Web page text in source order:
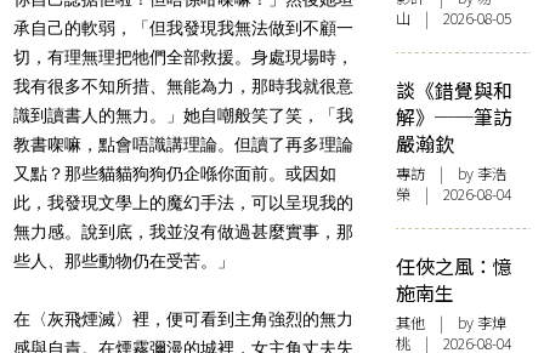
承自己的軟弱，「但我發現我無法做到不顧一
切，有理無理把牠們全部救援。身處現場時，
我有很多不知所措、無能為力，那時我就很意
識到讀書人的無力。」她自嘲般笑了笑，「我
教書㗎嘛，點會唔識講理論。但讀了再多理論
又點？那些貓貓狗狗仍企喺你面前。或因如
此，我發現文學上的魔幻手法，可以呈現我的
無力感。說到底，我並沒有做過甚麼實事，那
些人、那些動物仍在受苦。」
在〈灰飛煙滅〉裡，便可看到主角強烈的無力
感與自責。在煙霧彌漫的城裡，女主角丈夫失
山 | 2026-08-05
談《錯覺與和
解》──筆訪
嚴瀚欽
專訪 | by 李浩
榮 | 2026-08-04
任俠之風：憶
施南生
其他 | by 李焯
桃 | 2026-08-04